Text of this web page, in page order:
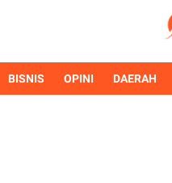
BISNIS OPINI DAERAH